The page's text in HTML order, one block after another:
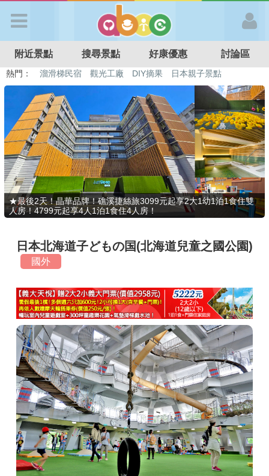
APP登入
首 頁
搜尋景點
好康優惠
最新消息
最新留言
商家合作
推薦景點
討論區
聯絡我們
APP下載
附近景點 搜尋景點 好康優惠 討論區
熱門： 溜滑梯民宿 觀光工廠 DIY摘果
日本親子景點
特色遊戲場
親子住房優惠 台北親子餐廳 溫泉泡湯SPA
★最後2天！晶華品牌！礁溪捷絲旅3099元起享2大1幼1泊1食住雙
人房！4799元起享4人1泊1食住4人房！
日本北海道子どもの国(北海道兒童之國公園)
國外